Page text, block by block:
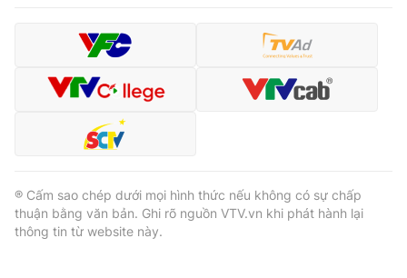
® Cấm sao chép dưới mọi hình thức nếu không có sự chấp
thuận bằng văn bản. Ghi rõ nguồn VTV.vn khi phát hành lại
thông tin từ website này.